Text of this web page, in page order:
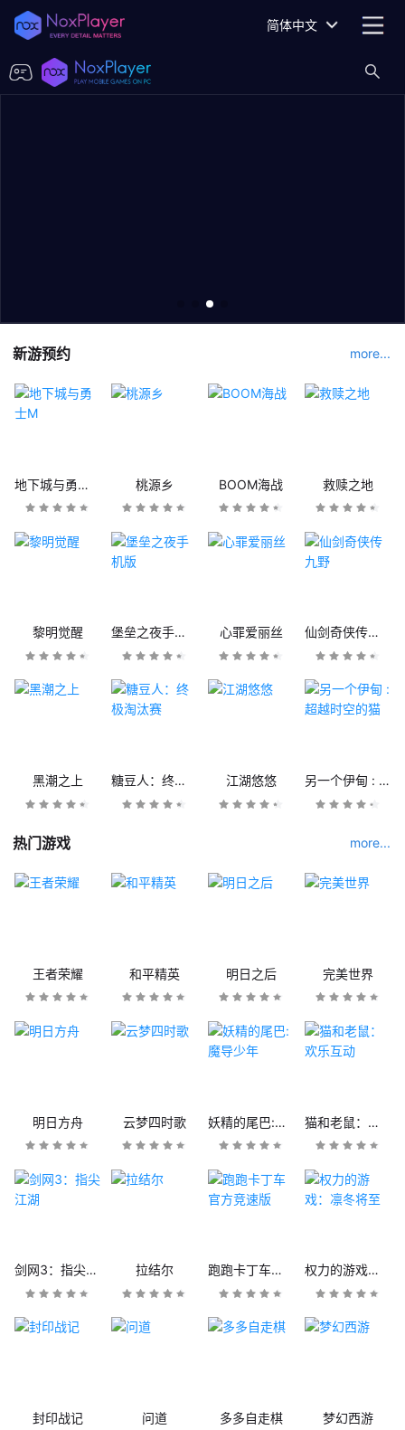
简体中文
新游预约 more...
地下城与勇士M 桃源乡 BOOM海战 救赎之地
黎明觉醒 堡垒之夜手机版 心罪爱丽丝 仙剑奇侠传九野
黑潮之上 糖豆人：终极淘汰赛 江湖悠悠 另一个伊甸 : 超越时空的猫
热门游戏 more...
王者荣耀 和平精英 明日之后 完美世界
明日方舟 云梦四时歌 妖精的尾巴:魔导少年 猫和老鼠：欢乐互动
剑网3：指尖江湖 拉结尔 跑跑卡丁车官方竞速版 权力的游戏：凛冬将至
封印战记 问道 多多自走棋 梦幻西游